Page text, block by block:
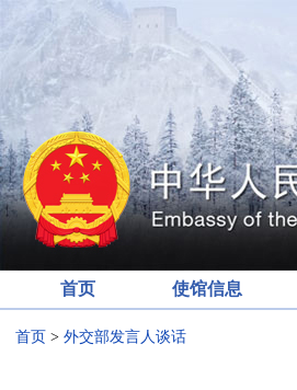
首页 使馆信息
首页 > 外交部发言人谈话